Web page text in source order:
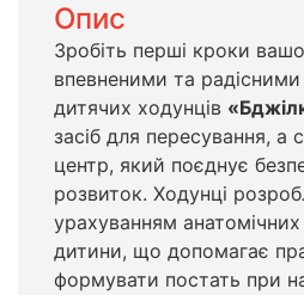
Опис
Зробіть перші кроки
впевненими та
дитячих ходунців
засіб для пересування, а
центр, який поєднує
розвиток. Ходунці
урахуванням
дитини, що допомагає
формувати постать при